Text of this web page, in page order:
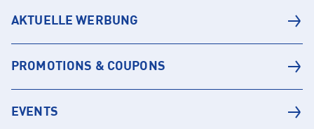
AKTUELLE WERBUNG
PROMOTIONS & COUPONS
EVENTS